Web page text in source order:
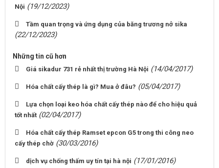
Nội (19/12/2023)
Tầm quan trọng và ứng dụng của băng trương nở sika
(22/12/2023)
Những tin cũ hơn
Giá sikadur 731 rẻ nhất thị trường Hà Nội (14/04/2017)
Hóa chất cấy thép là gì? Mua ở đâu? (05/04/2017)
Lựa chọn loại keo hóa chất cấy thép nào để cho hiệu quả
tốt nhất (02/04/2017)
Hóa chất cấy thép Ramset epcon G5 trong thi công neo
cấy thép chờ (30/03/2016)
dịch vụ chống thấm uy tín tại hà nội (17/01/2016)